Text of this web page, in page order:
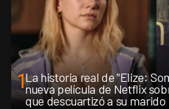
1La historia real de "Elize:
nueva película de Netflix
que descuartizó a su marido